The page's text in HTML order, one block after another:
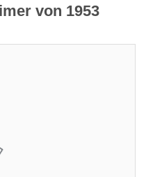
von 1953